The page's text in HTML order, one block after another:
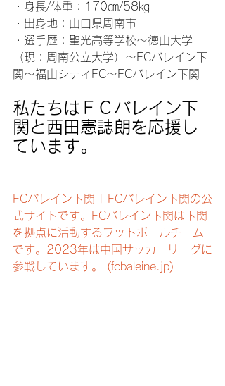
・身長/体重：170㎝/58㎏
・出身地：山口県周南市
・選手歴：聖光高等学校～徳山大学
（現：周南公立大学）～FCバレイン下
関～福山シティFC～FCバレイン下関
私たちはＦＣバレイン下
関と西田憲誌朗を応援し
ています。
FCバレイン下関 | FCバレイン下関の公
式サイトです。FCバレイン下関は下関
を拠点に活動するフットボールチーム
です。2023年は中国サッカーリーグに
参戦しています。 (fcbaleine.jp)